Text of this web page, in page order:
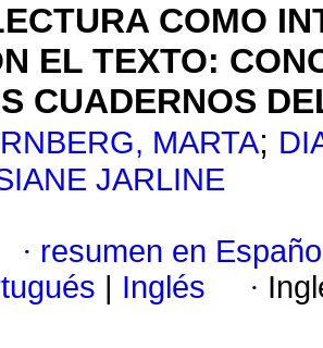
COMO
EL TEXTO:
CUADERNOS
MARTA;
JARLINE
· resumen en
Inglés ·